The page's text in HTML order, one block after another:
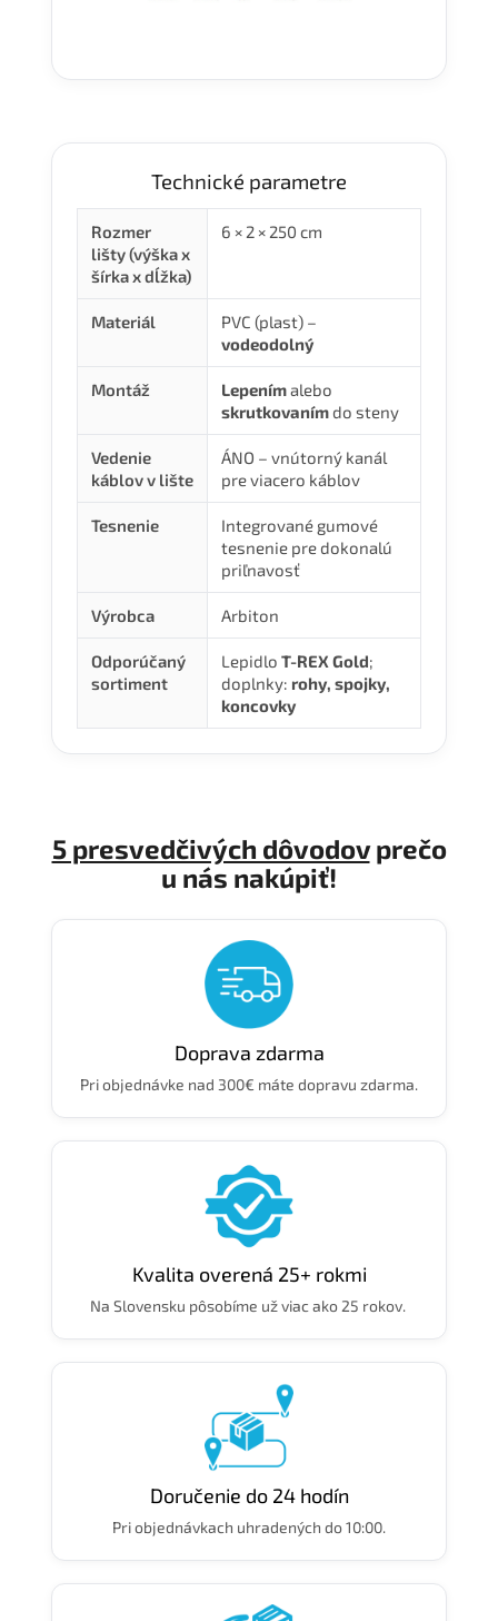
Technické parametre
Rozmer
lišty (výška x
šírka x dĺžka)
6 × 2 × 250 cm
Materiál
PVC (plast) –
vodeodolný
Montáž Lepenímalebo
skrutkovanímdo steny
Vedenie
káblov v lište
ÁNO – vnútorný kanál
pre viacero káblov
Tesnenie
Integrované gumové
tesnenie pre dokonalú
priľnavosť
Výrobca Arbiton
Odporúčaný
sortiment
Lepidlo T-REX Gold;
doplnky: rohy, spojky,
koncovky
5 presvedčivých dôvodovprečo
u nás nakúpiť!
Doprava zdarma
Pri objednávke nad 300€ máte dopravu zdarma.
Kvalita overená 25+ rokmi
Na Slovensku pôsobíme už viac ako 25 rokov.
Doručenie do 24 hodín
Pri objednávkach uhradených do 10:00.